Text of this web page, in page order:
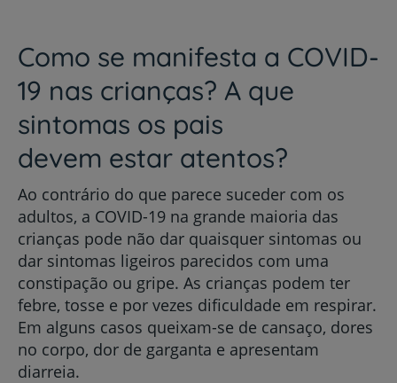
Como se manifesta a COVID-
19 nas crianças? A que
sintomas os pais
devem estar atentos?
Ao contrário do que parece suceder com os
adultos, a COVID-19 na grande maioria das
crianças pode não dar quaisquer sintomas ou
dar sintomas ligeiros parecidos com uma
constipação ou gripe. As crianças podem ter
febre, tosse e por vezes dificuldade em respirar.
Em alguns casos queixam-se de cansaço, dores
no corpo, dor de garganta e apresentam
diarreia.